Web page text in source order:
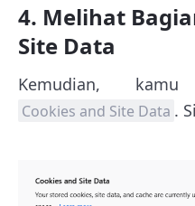
4. Melihat
Site Data
Kemudian,
Cookies and Site Data .